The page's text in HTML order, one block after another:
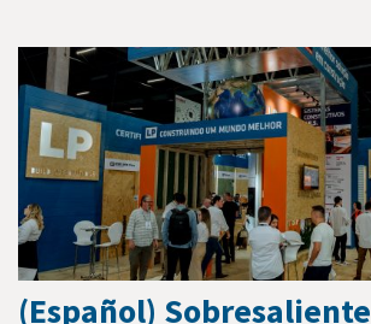
(Español) Sobresaliente